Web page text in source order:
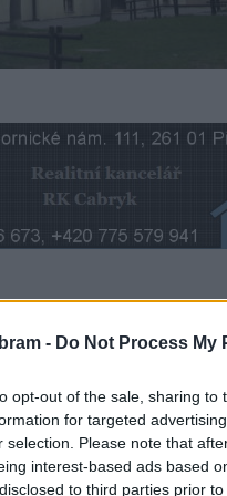
- Do Not Process My
opt-out of the sale, sharing
for targeted
selection. Please note that
interest-based ads based
to third parties prior
jednání projednalo
Rada města tuto
velkému zájmu žáků.
míry nerespektovala realitu.
do skupin a bloků.